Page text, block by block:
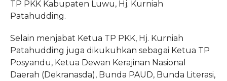
TP PKK Kabupaten Luwu, Hj. Kurniah
Patahudding.
Selain menjabat Ketua TP PKK, Hj. Kurniah
Patahudding juga dikukuhkan sebagai Ketua TP
Posyandu, Ketua Dewan Kerajinan Nasional
Daerah (Dekranasda), Bunda PAUD, Bunda Literasi,